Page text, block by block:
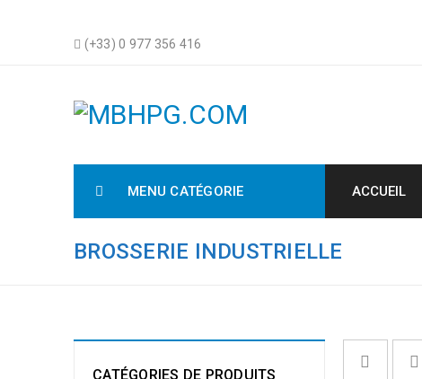
(+33) 0 977 356 416
MENU CATÉGORIE ACCUEIL
BROSSERIE INDUSTRIELLE
CATÉGORIES DE PRODUITS